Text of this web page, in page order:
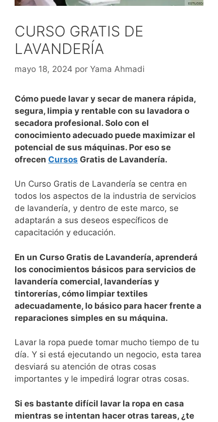
CURSO GRATIS DE
LAVANDERÍA
mayo 18, 2024 por Yama Ahmadi
Cómo puede lavar y secar de manera rápida,
segura, limpia y rentable con su lavadora o
secadora profesional. Solo con el
conocimiento adecuado puede maximizar el
potencial de sus máquinas. Por eso se
ofrecen Cursos Gratis de Lavandería.
Un Curso Gratis de Lavandería se centra en
todos los aspectos de la industria de servicios
de lavandería, y dentro de este marco, se
adaptarán a sus deseos específicos de
capacitación y educación.
En un Curso Gratis de Lavandería, aprenderá
los conocimientos básicos para servicios de
lavandería comercial, lavanderías y
tintorerías, cómo limpiar textiles
adecuadamente, lo básico para hacer frente a
reparaciones simples en su máquina.
Lavar la ropa puede tomar mucho tiempo de tu
día. Y si está ejecutando un negocio, esta tarea
desviará su atención de otras cosas
importantes y le impedirá lograr otras cosas.
Si es bastante difícil lavar la ropa en casa
mientras se intentan hacer otras tareas, ¿te